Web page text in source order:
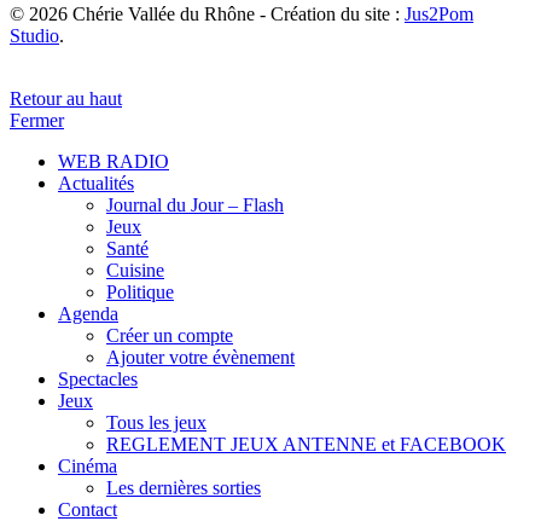
© 2026 Chérie Vallée du Rhône - Création du site : Jus2Pom
Studio.
Retour au haut
Fermer
WEB RADIO
Actualités
Journal du Jour – Flash
Jeux
Santé
Cuisine
Politique
Agenda
Créer un compte
Ajouter votre évènement
Spectacles
Jeux
Tous les jeux
REGLEMENT JEUX ANTENNE et FACEBOOK
Cinéma
Les dernières sorties
Contact